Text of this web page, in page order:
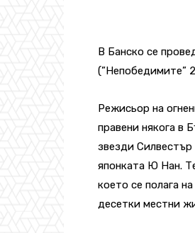
В Банско се
(”Непобедимите”
Режисьор на
правени някога в
звезди
японката Ю Нан.
което се полага
десетки местни